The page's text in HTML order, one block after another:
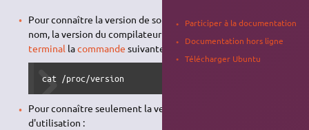
Pour connaître la version de son noyau Linux utilisé, son
nom, la version du compilateur utilisé, taper dans un
terminal lacommande suivante:
cat /proc/version
Pour connaître seulement la version du noyau en cours
d'utilisation :
Participer à la documentation
Documentation hors ligne
Télécharger Ubuntu